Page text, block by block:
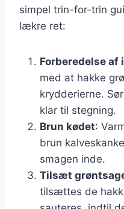
simpel trin-for-trin
lækre ret:
Forberedelse af
med at hakke
krydderierne.
klar til stegning.
Brun kødet:
brun
smagen inde.
Tilsæt
tilsættes de